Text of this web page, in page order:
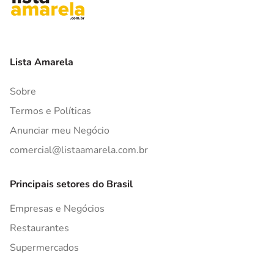
Lista Amarela
Sobre
Termos e Políticas
Anunciar meu Negócio
comercial@listaamarela.com.br
Principais setores do Brasil
Empresas e Negócios
Restaurantes
Supermercados